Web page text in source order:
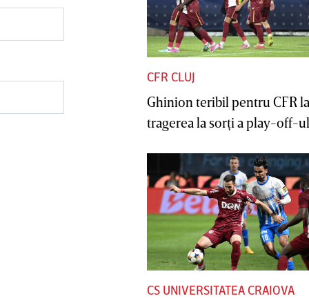
CFR CLUJ
Ghinion teribil pentru CFR la
tragerea la sorţi a play-off-
CS UNIVERSITATEA CRAIOVA